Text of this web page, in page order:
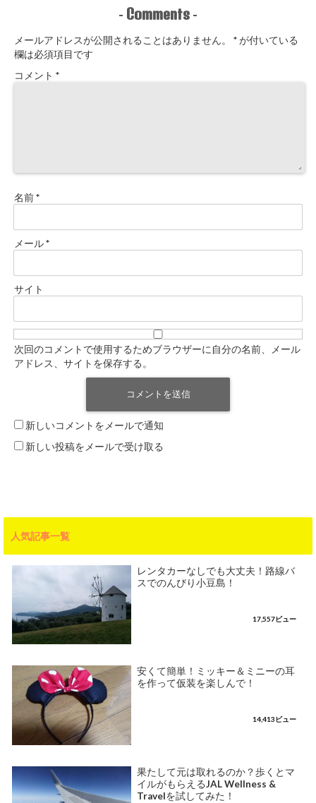
- Comments -
メールアドレスが公開されることはありません。 *が付いている
欄は必須項目です
コメント *
名前*
メール*
サイト
次回のコメントで使用するためブラウザーに自分の名前、メール
アドレス、サイトを保存する。
新しいコメントをメールで通知
新しい投稿をメールで受け取る
人気記事一覧
レンタカーなしでも大丈夫！路線バ
スでのんびり小豆島！
17,557ビュー
安くて簡単！ミッキー＆ミニーの耳
を作って仮装を楽しんで！
14,413ビュー
果たして元は取れるのか？歩くとマ
イルがもらえるJAL Wellness &
Travelを試してみた！